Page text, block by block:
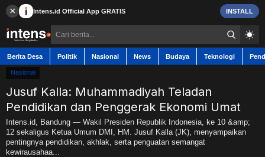
× Intens.id Official App GRATIS INSTALL
Berita Desa Politik Nasional News Budaya Teknologi
Berita Desa
Contact
Nasional
Jusuf Kalla: Muhammadiyah Teladan
Pendidikan dan Penggerak Ekonomi Umat
Intens.id, Bandung — Wakil Presiden Republik Indonesia, ke 10 &amp;
12 sekaligus Ketua Umum DMI, HM. Jusuf Kalla (JK), menyampaikan
pentingnya pendidikan, akhlak, serta penguatan semangat
kewirausahaa...